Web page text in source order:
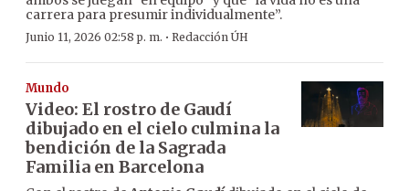
carrera para presumir individualmente”.
Junio 11, 2026 02:58 p. m. · Redacción ÚH
Mundo
Video: El rostro de Gaudí
dibujado en el cielo culmina la
bendición de la Sagrada
Familia en Barcelona